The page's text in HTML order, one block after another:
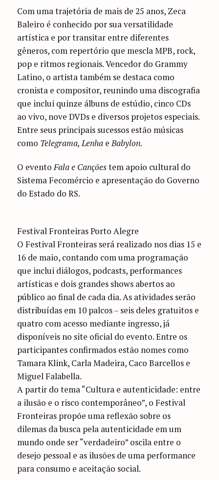
Com uma trajetória de mais de 25 anos, Zeca
Baleiro é conhecido por sua versatilidade
artística e por transitar entre diferentes
gêneros, com repertório que mescla MPB, rock,
pop e ritmos regionais. Vencedor do Grammy
Latino, o artista também se destaca como
cronista e compositor, reunindo uma discografia
que inclui quinze álbuns de estúdio, cinco CDs
ao vivo, nove DVDs e diversos projetos especiais.
Entre seus principais sucessos estão músicas
como Telegrama, Lenha eBabylon.
O eventoFala e Cançõestem apoio cultural do
Sistema Fecomércio e apresentação do Governo
do Estado do RS.
Festival Fronteiras Porto Alegre
O Festival Fronteiras será realizado nos dias 15 e
16 de maio, contando com uma programação
que inclui diálogos, podcasts, performances
artísticas e dois grandes shows abertos ao
público ao final de cada dia. As atividades serão
distribuídas em 10 palcos – seis deles gratuitos e
quatro com acesso mediante ingresso, já
disponíveis no site oficial do evento. Entre os
participantes confirmados estão nomes como
Tamara Klink, Carla Madeira, Caco Barcellos e
Miguel Falabella.
A partir do tema “Cultura e autenticidade: entre
a ilusão e o risco contemporâneo”, o Festival
Fronteiras propõe uma reflexão sobre os
dilemas da busca pela autenticidade em um
mundo onde ser “verdadeiro” oscila entre o
desejo pessoal e as ilusões de uma performance
para consumo e aceitação social.